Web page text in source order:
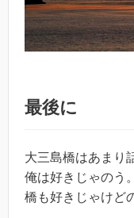
最後に
大三島橋はあまり
俺は好きじゃのう
橋も好きじゃけど